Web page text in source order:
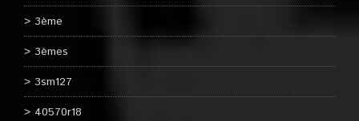
3ème
3èmes
3sm127
40570r18